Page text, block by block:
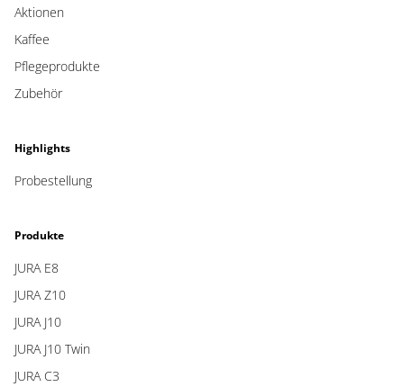
Aktionen
Kaffee
Pflegeprodukte
Zubehör
Highlights
Probestellung
Produkte
JURA E8
JURA Z10
JURA J10
JURA J10 Twin
JURA C3